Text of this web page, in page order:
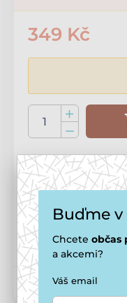
349 Kč
Doprava
Možnosti
Kód produktu:
Buďme
Chcete občas
a akcemi?
Váš email